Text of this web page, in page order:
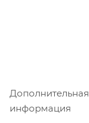
Дополнительная
информация